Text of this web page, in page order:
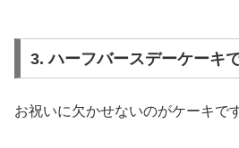
3. ハーフバースデーケーキ
お祝いに欠かせないのがケーキです